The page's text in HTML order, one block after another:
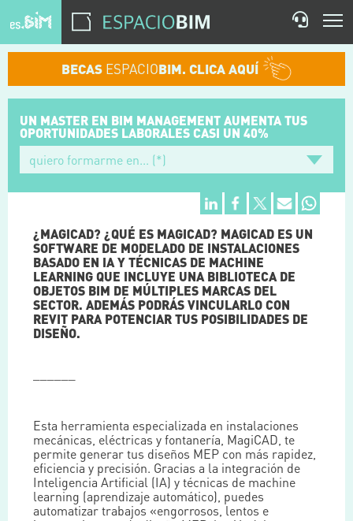
BECAS ESPACIOBIM. CLICA AQUÍ
UN MASTER EN BIM MANAGEMENTAUMENTA TUS
OPORTUNIDADES LABORALES CASI UN 40%
¿MAGICAD? ¿QUÉ ES MAGICAD? MAGICAD ES UN
SOFTWARE DE MODELADO DE INSTALACIONES
BASADO EN IA Y TÉCNICAS DE MACHINE
LEARNING QUE INCLUYE UNA BIBLIOTECA DE
OBJETOS BIM DE MÚLTIPLES MARCAS DEL
SECTOR. ADEMÁS PODRÁS VINCULARLO CON
REVIT PARA POTENCIAR TUS POSIBILIDADES DE
DISEÑO.
Esta herramienta especializada en instalaciones
mecánicas, eléctricas y fontanería, MagiCAD, te
permite generar tus diseños MEP con más rapidez,
eficiencia y precisión. Gracias a la integración de
Inteligencia Artificial (IA) y técnicas de machine
learning (aprendizaje automático), puedes
automatizar trabajos «engorrosos, lentos e